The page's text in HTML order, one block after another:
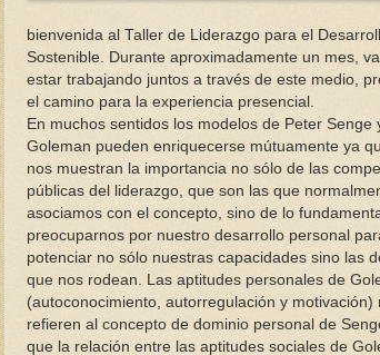
bienvenida al Taller de Liderazgo para el
Sostenible. Durante aproximadamente un mes,
estar trabajando juntos a través de este medio,
el camino para la experiencia presencial.
En muchos sentidos los modelos de Peter Senge
Goleman pueden enriquecerse mútuamente ya
nos muestran la importancia no sólo de las
públicas del liderazgo, que son las que
asociamos con el concepto, sino de lo
preocuparnos por nuestro desarrollo personal
potenciar no sólo nuestras capacidades sino las
que nos rodean. Las aptitudes personales de
(autoconocimiento, autorregulación y motivación)
refieren al concepto de dominio personal de
que la relación entre las aptitudes sociales de